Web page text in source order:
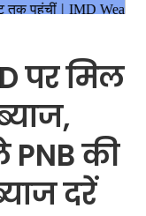
पर मिल
की
दरें